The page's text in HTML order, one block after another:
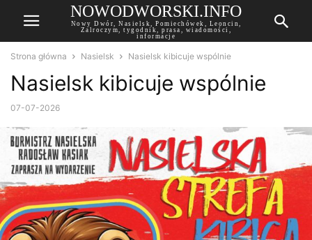
NOWODWORSKI.INFO
Nowy Dwór, Nasielsk, Pomiechówek, Leoncin,
Zalroczym, tygodnik, prasa, wiadomości,
informacje
Strona główna Nasielsk Nasielsk kibicuje wspólnie
Nasielsk kibicuje wspólnie
07-07-2026